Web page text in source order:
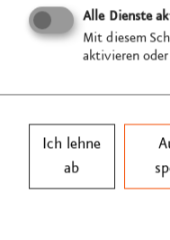
Alle Dienste
Mit diesem
aktivieren
Ich lehne
ab